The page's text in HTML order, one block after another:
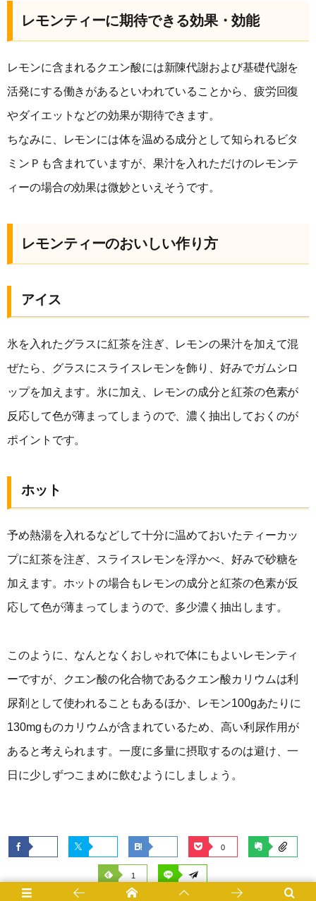
レモンティーに期待できる効果・効能
レモンに含まれるクエン酸には新陳代謝および基礎代謝を
活発にする働きがあるといわれていることから、疲労回復
やダイエットなどの効果が期待できます。
ちなみに、レモンには体を温める成分として知られるビタ
ミンＰも含まれていますが、果汁を入れただけのレモンテ
ィーの場合の効果は微妙といえそうです。
レモンティーのおいしい作り方
アイス
氷を入れたグラスに紅茶を注ぎ、レモンの果汁を加えて混
ぜたら、グラスにスライスレモンを飾り、好みでガムシロ
ップを加えます。氷に加え、レモンの成分と紅茶の色素が
反応して色が薄まってしまうので、濃く抽出しておくのが
ポイントです。
ホット
予め熱湯を入れるなどして十分に温めておいたティーカッ
プに紅茶を注ぎ、スライスレモンを浮かべ、好みで砂糖を
加えます。ホットの場合もレモンの成分と紅茶の色素が反
応して色が薄まってしまうので、多少濃く抽出します。
このように、なんとなくおしゃれで体にもよいレモンティ
ーですが、クエン酸の化合物であるクエン酸カリウムは利
尿剤として使われることもあるほか、レモン100gあたりに
130mgものカリウムが含まれているため、高い利尿作用が
あると考えられます。一度に多量に摂取するのは避け、一
日に少しずつこまめに飲むようにしましょう。
0
1